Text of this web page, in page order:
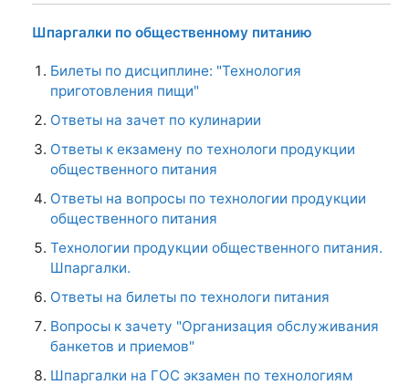
Шпаргалки по общественному питанию
Билеты по дисциплине: "Технология
приготовления пищи"
Ответы на зачет по кулинарии
Ответы к екзамену по технологи продукции
общественного питания
Ответы на вопросы по технологии продукции
общественного питания
Технологии продукции общественного питания.
Шпаргалки.
Ответы на билеты по технологи питания
Вопросы к зачету "Организация обслуживания
банкетов и приемов"
Шпаргалки на ГОС экзамен по технологиям